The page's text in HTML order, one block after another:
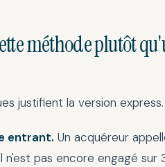
méthode plutôt
justifient la version express.
entrant. Un acquéreur
n'est pas encore engagé sur